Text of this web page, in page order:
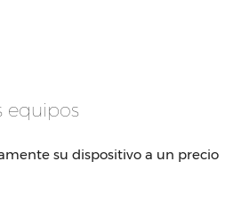
equipos
su dispositivo a un precio